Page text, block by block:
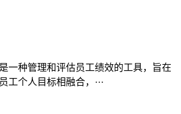
一种管理和评估员工绩效的工具，旨在
工个人目标相融合，···